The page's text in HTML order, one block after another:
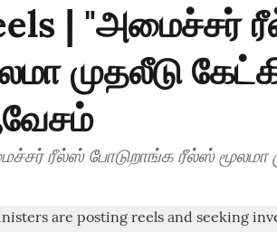
| "அமைச்சர்
முதலீடு
ரீல்ஸ் போடுறாங்க ரீல்ஸ் மூலமா